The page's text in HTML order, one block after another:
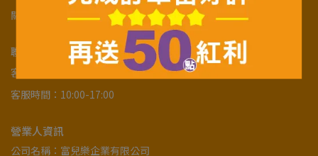
關於我們 購物須知 隱私政策及服務條款 幫助中心
聯絡資訊
客服專線：07-5918471
客服時間：10:00-17:00
營業人資訊
公司名稱：富兒樂企業有限公司